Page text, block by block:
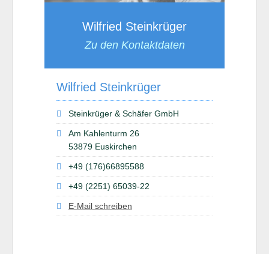
Wilfried Steinkrüger
Zu den Kontaktdaten
Wilfried Steinkrüger
Steinkrüger & Schäfer GmbH
Am Kahlenturm 26
53879 Euskirchen
+49 (176)66895588
+49 (2251) 65039-22
E-Mail schreiben